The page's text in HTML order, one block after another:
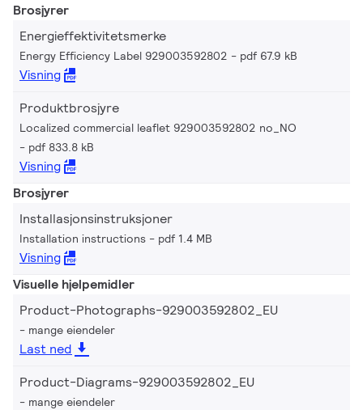
Brosjyrer
Energieffektivitetsmerke
Energy Efficiency Label 929003592802 pdf 67.9 kB
Visning
Produktbrosjyre
Localized commercial leaflet 929003592802 no_NO
pdf 833.8 kB
Visning
Brosjyrer
Installasjonsinstruksjoner
Installation instructions pdf 1.4 MB
Visning
Visuelle hjelpemidler
Product-Photographs-929003592802_EU
mange eiendeler
Last ned
Product-Diagrams-929003592802_EU
mange eiendeler